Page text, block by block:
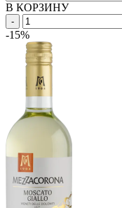
В КОРЗИНУ
-
-15%